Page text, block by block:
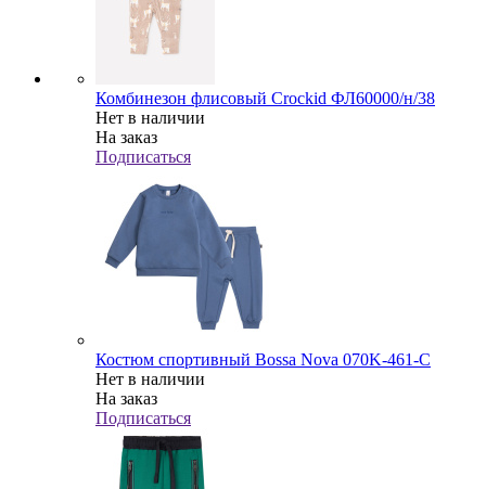
Комбинезон флисовый Crockid ФЛ60000/н/38
Нет в наличии
На заказ
Подписаться
Костюм спортивный Bossa Nova 070K-461-С
Нет в наличии
На заказ
Подписаться